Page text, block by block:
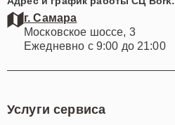
г. Самара
Московское шоссе, 3
Ежедневно с 9:00 до 21:00
Услуги сервиса